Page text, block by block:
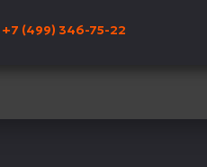
+7 (499) 346-75-22